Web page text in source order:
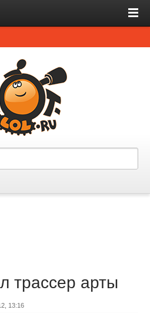
трассер арты
13:16